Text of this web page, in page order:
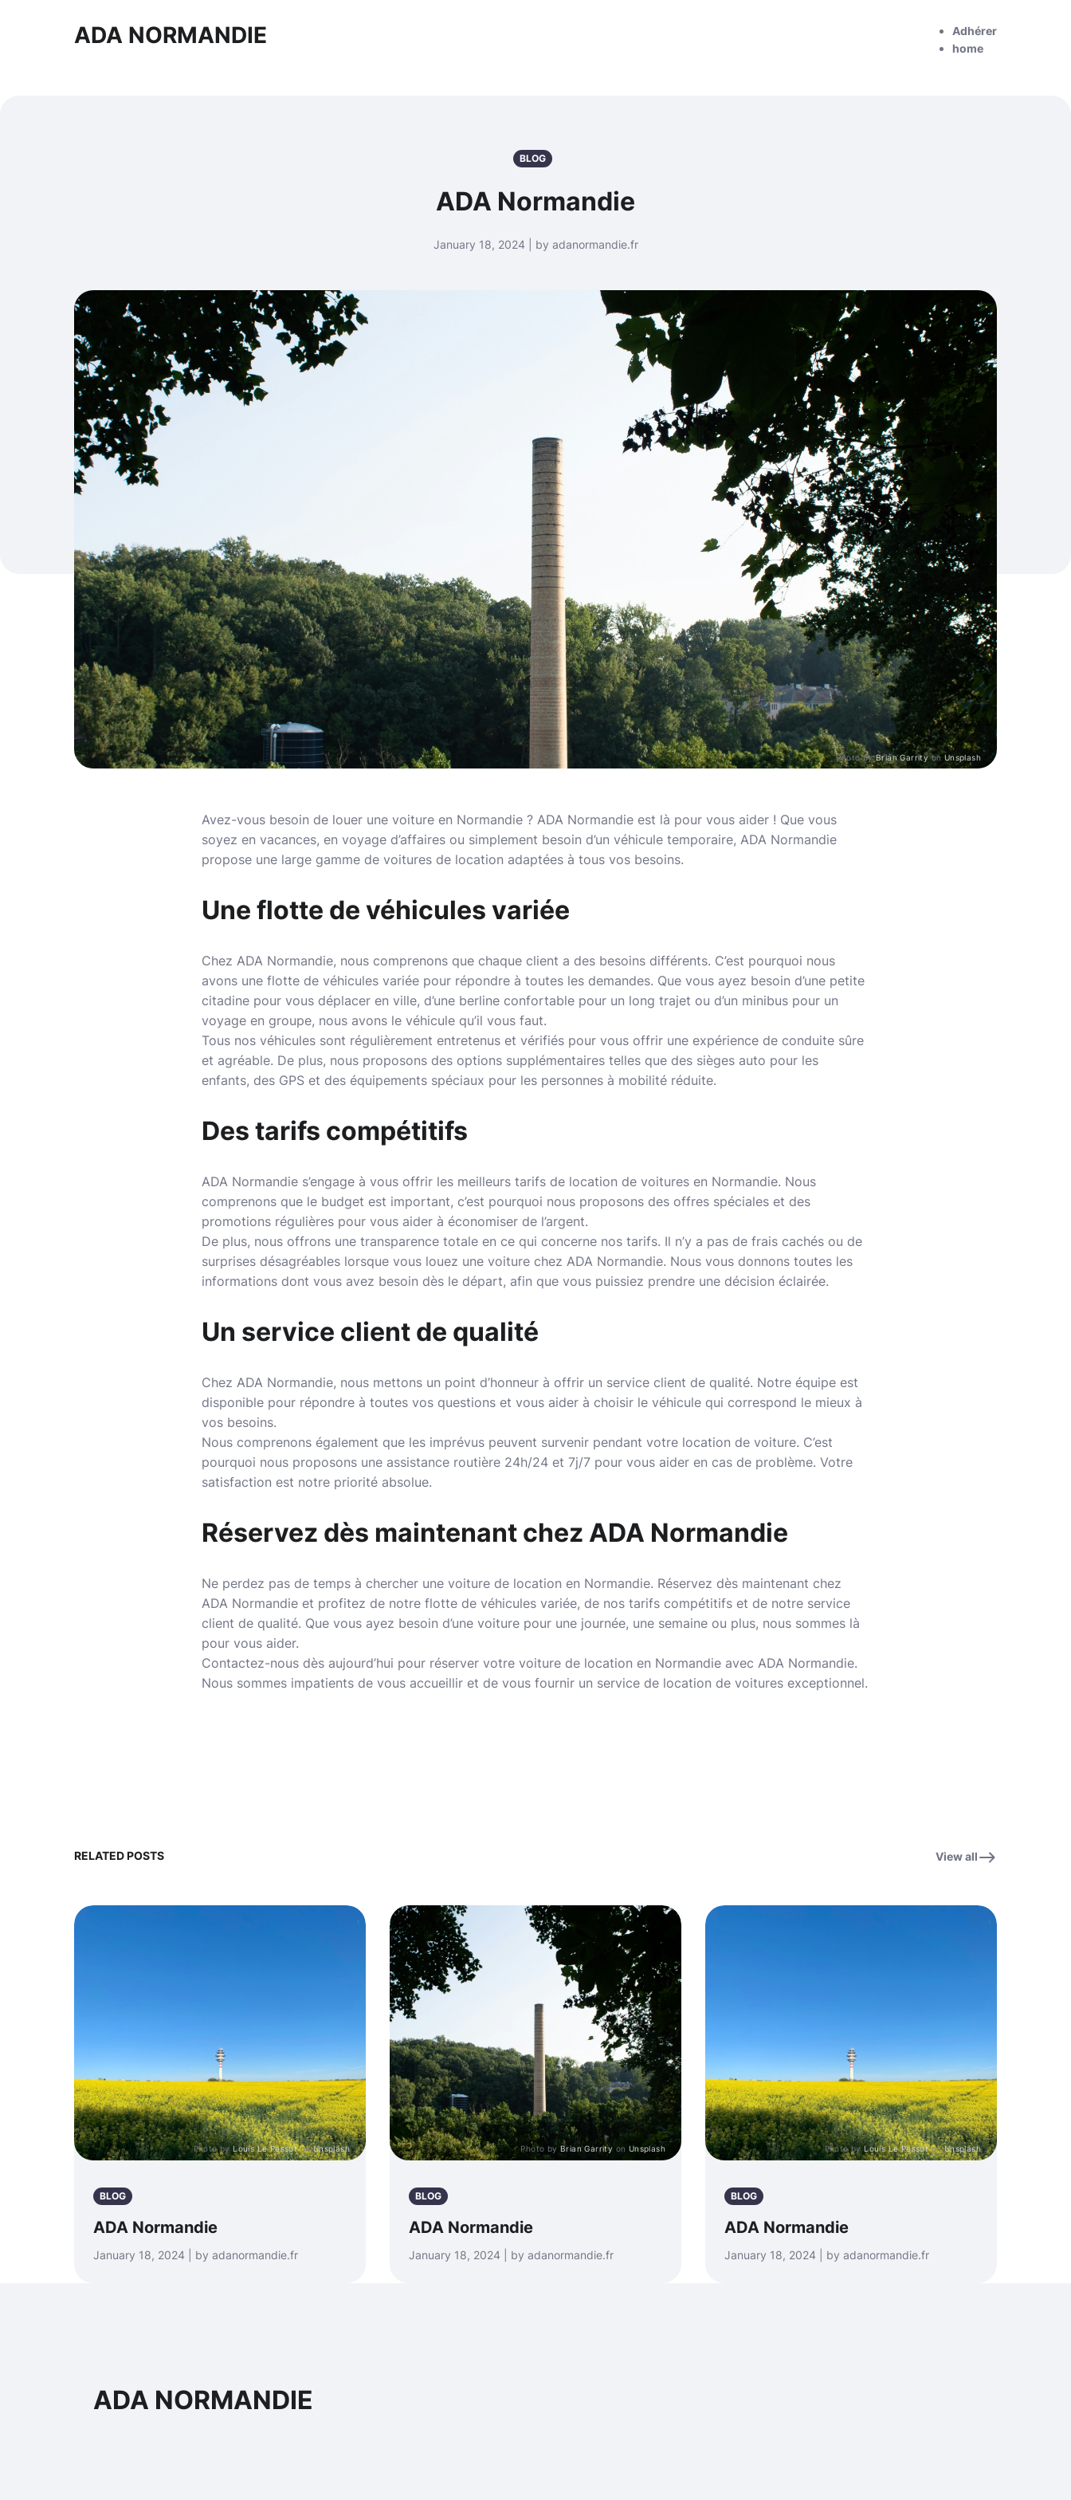
ADA NORMANDIE
Adhérer
home
BLOG
ADA Normandie
January 18, 2024 | by adanormandie.fr
Photo byBrian Garrityon Unsplash
Avez-vous besoin de louer une voiture en Normandie ? ADA Normandie est là pour vous aider ! Que vous
soyez en vacances, en voyage d’affaires ou simplement besoin d’un véhicule temporaire, ADA Normandie
propose une large gamme de voitures de location adaptées à tous vos besoins.
Une flotte de véhicules variée
Chez ADA Normandie, nous comprenons que chaque client a des besoins différents. C’est pourquoi nous
avons une flotte de véhicules variée pour répondre à toutes les demandes. Que vous ayez besoin d’une petite
citadine pour vous déplacer en ville, d’une berline confortable pour un long trajet ou d’un minibus pour un
voyage en groupe, nous avons le véhicule qu’il vous faut.
Tous nos véhicules sont régulièrement entretenus et vérifiés pour vous offrir une expérience de conduite sûre
et agréable. De plus, nous proposons des options supplémentaires telles que des sièges auto pour les
enfants, des GPS et des équipements spéciaux pour les personnes à mobilité réduite.
Des tarifs compétitifs
ADA Normandie s’engage à vous offrir les meilleurs tarifs de location de voitures en Normandie. Nous
comprenons que le budget est important, c’est pourquoi nous proposons des offres spéciales et des
promotions régulières pour vous aider à économiser de l’argent.
De plus, nous offrons une transparence totale en ce qui concerne nos tarifs. Il n’y a pas de frais cachés ou de
surprises désagréables lorsque vous louez une voiture chez ADA Normandie. Nous vous donnons toutes les
informations dont vous avez besoin dès le départ, afin que vous puissiez prendre une décision éclairée.
Un service client de qualité
Chez ADA Normandie, nous mettons un point d’honneur à offrir un service client de qualité. Notre équipe est
disponible pour répondre à toutes vos questions et vous aider à choisir le véhicule qui correspond le mieux à
vos besoins.
Nous comprenons également que les imprévus peuvent survenir pendant votre location de voiture. C’est
pourquoi nous proposons une assistance routière 24h/24 et 7j/7 pour vous aider en cas de problème. Votre
satisfaction est notre priorité absolue.
Réservez dès maintenant chez ADA Normandie
Ne perdez pas de temps à chercher une voiture de location en Normandie. Réservez dès maintenant chez
ADA Normandie et profitez de notre flotte de véhicules variée, de nos tarifs compétitifs et de notre service
client de qualité. Que vous ayez besoin d’une voiture pour une journée, une semaine ou plus, nous sommes là
pour vous aider.
Contactez-nous dès aujourd’hui pour réserver votre voiture de location en Normandie avec ADA Normandie.
Nous sommes impatients de vous accueillir et de vous fournir un service de location de voitures exceptionnel.
RELATED POSTS View all
Photo byLouis Le PessotonUnsplash
BLOG
ADA Normandie
January 18, 2024 | by adanormandie.fr
Photo by Brian Garrity on Unsplash
BLOG
ADA Normandie
January 18, 2024 | by adanormandie.fr
Photo byLouis Le PessotonUnsplash
BLOG
ADA Normandie
January 18, 2024 | by adanormandie.fr
ADA NORMANDIE